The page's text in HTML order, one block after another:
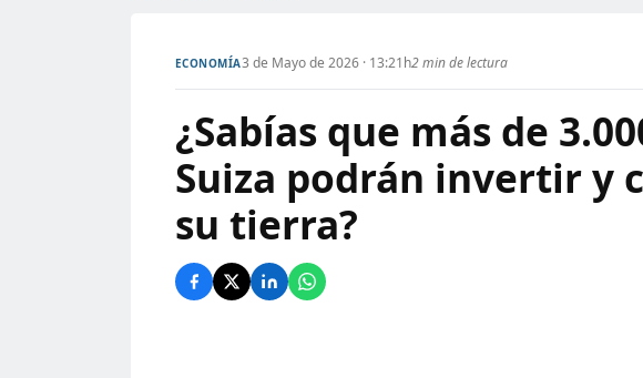
ECONOMÍA3 de Mayo de 2026 · 13:21h2 min de lectura
¿Sabías que más de
Suiza podrán invertir y
su tierra?